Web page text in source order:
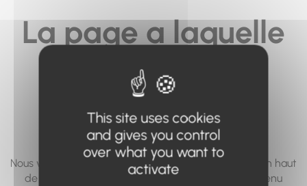
La page a laquelle
vous cherchez à
accéder n'existe
pas... ou plus.
Nous vous invitons à utiliser le moteur de recherche en haut
de page, ou à utiliser le menu pour trouver le contenu
This site uses cookies
and gives you control
over what you want to
activate